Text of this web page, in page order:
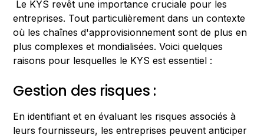
Le KYS revêt une importance cruciale pour les
entreprises. Tout particulièrement dans un contexte
où les chaînes d'approvisionnement sont de plus en
plus complexes et mondialisées. Voici quelques
raisons pour lesquelles le KYS est essentiel :
Gestion des risques :
En identifiant et en évaluant les risques associés à
leurs fournisseurs, les entreprises peuvent anticiper